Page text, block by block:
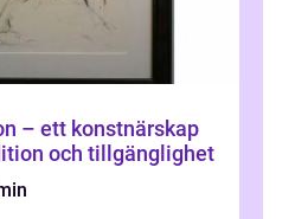
– ett konstnärskap
och tillgänglighet